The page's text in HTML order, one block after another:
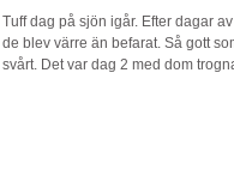
Tuff dag på sjön igår. Efter dagar
de blev värre än befarat. Så gott
svårt. Det var dag 2 med dom